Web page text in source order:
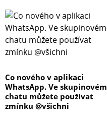
Co nového v aplikaci
WhatsApp. Ve skupinovém
chatu můžete používat
zmínku @všichni